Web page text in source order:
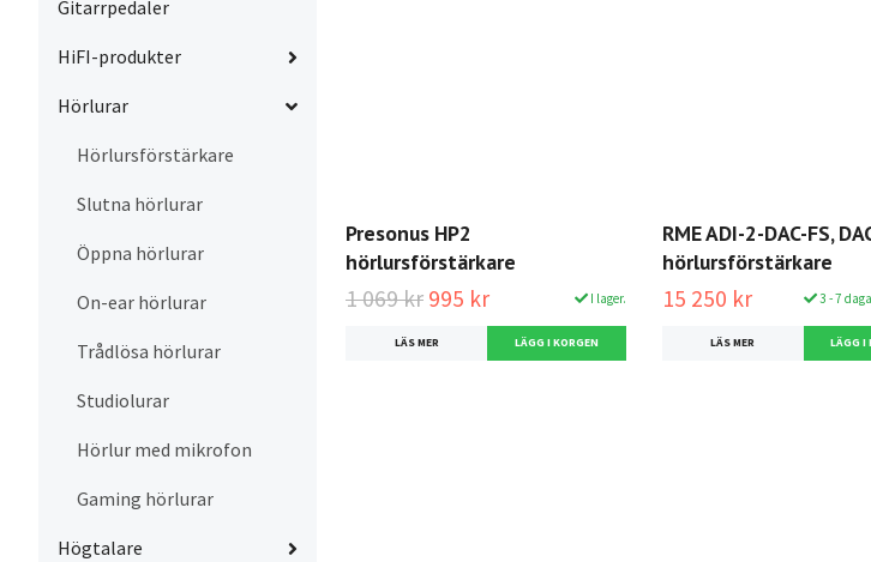
Gitarrpedaler
HiFI-produkter
Hörlurar
Hörlursförstärkare
Slutna hörlurar
Öppna hörlurar
On-ear hörlurar
Trådlösa hörlurar
Studiolurar
Hörlur med mikrofon
Gaming hörlurar
Högtalare
Presonus HP2
hörlursförstärkare
1 069 kr 995 kr I lager.
LÄS MER
RME ADI-2-DAC-FS,
hörlursförstärkare
15 250 kr 3 - 7
LÄS MER